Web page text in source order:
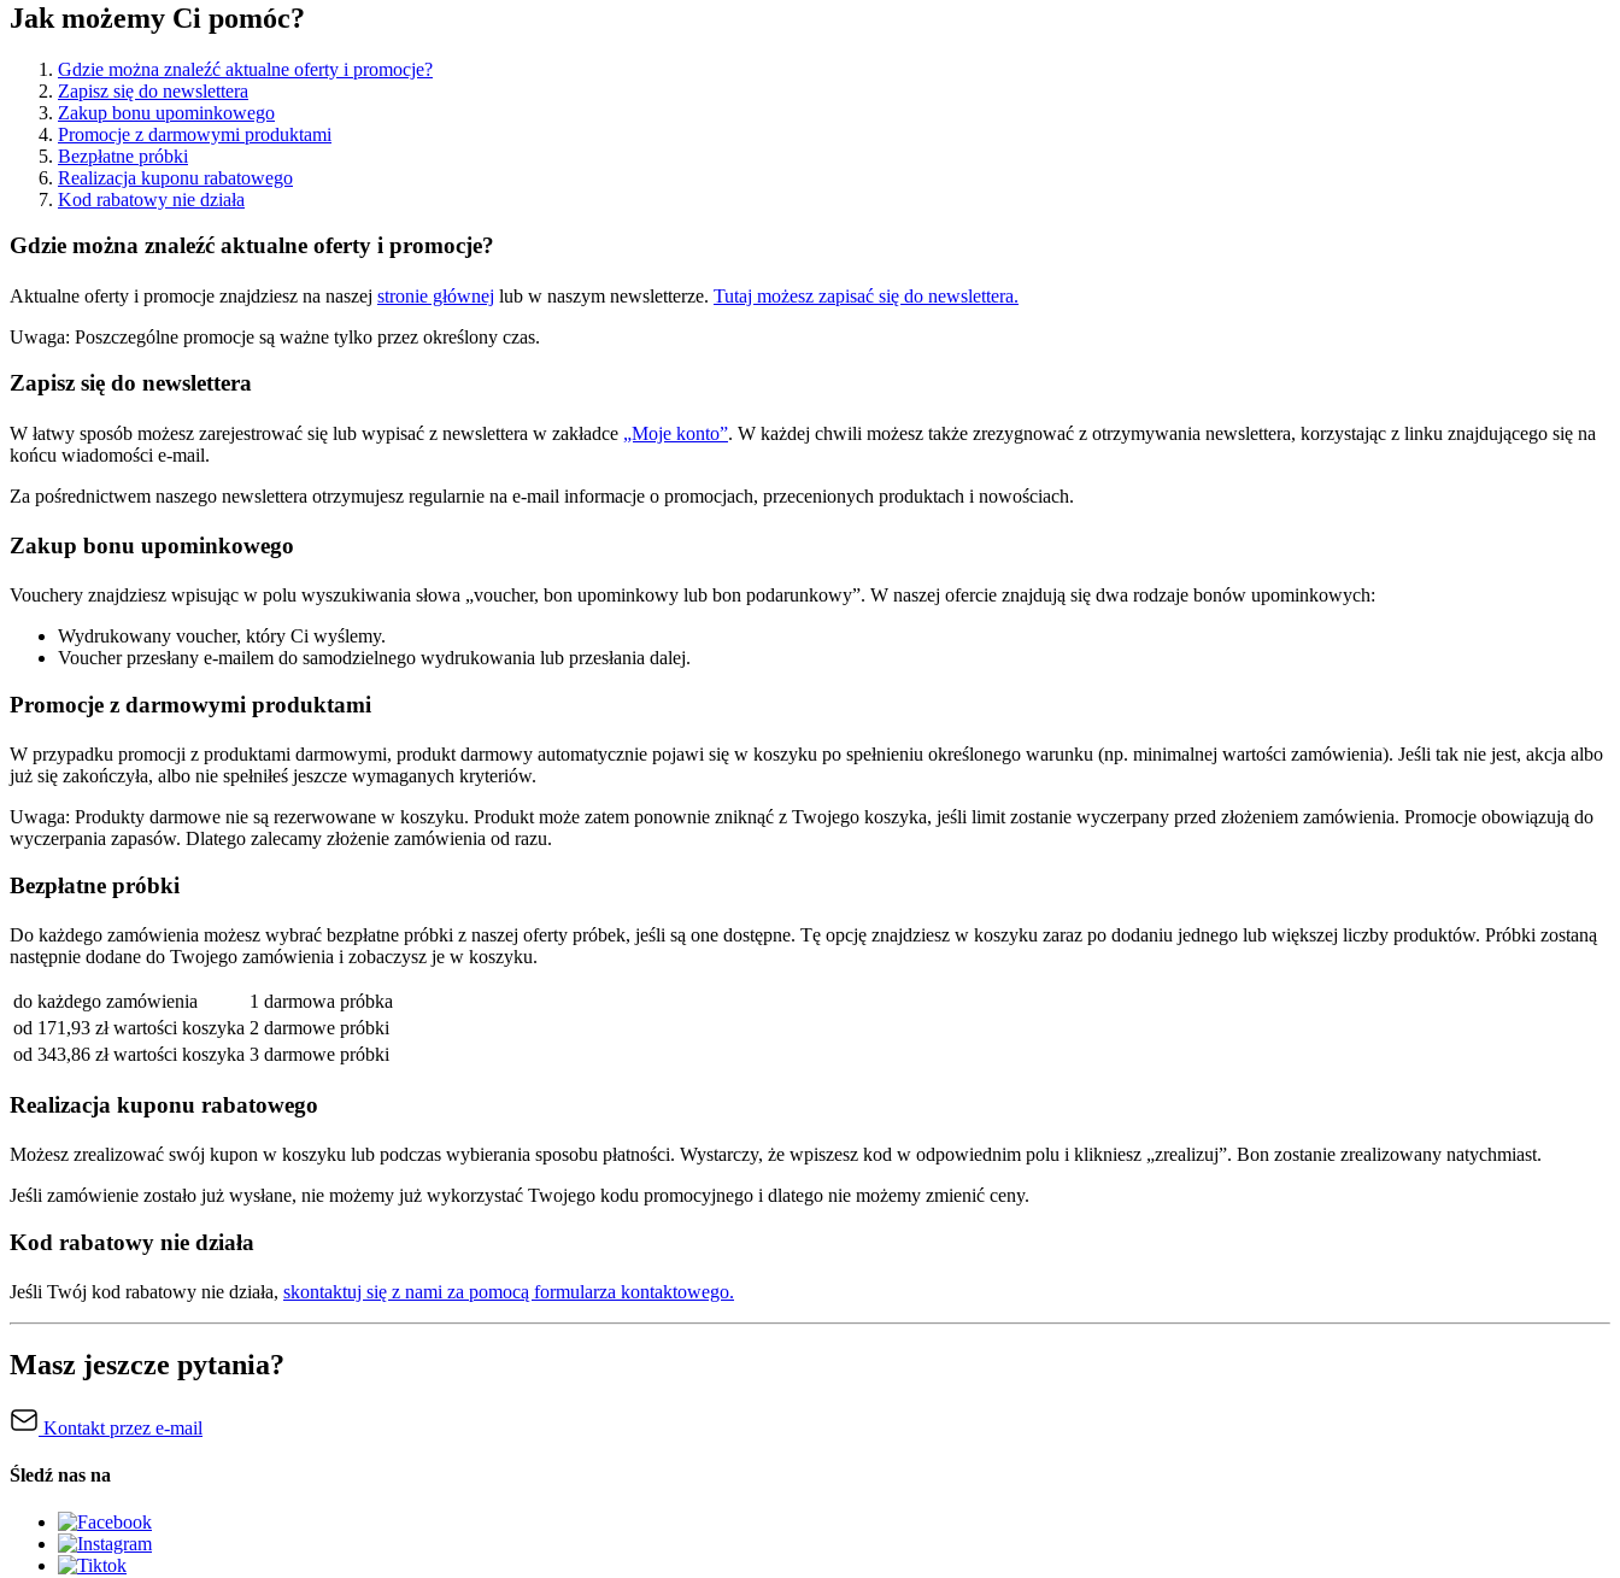
Jak możemy Ci pomóc?
Gdzie można znaleźć aktualne oferty i promocje?
Zapisz się do newslettera
Zakup bonu upominkowego
Promocje z darmowymi produktami
Bezpłatne próbki
Realizacja kuponu rabatowego
Kod rabatowy nie działa
Gdzie można znaleźć aktualne oferty i promocje?
Aktualne oferty i promocje znajdziesz na naszej stronie głównej lub w naszym newsletterze. Tutaj możesz zapisać się do newslettera.
Uwaga: Poszczególne promocje są ważne tylko przez określony czas.
Zapisz się do newslettera
W łatwy sposób możesz zarejestrować się lub wypisać z newslettera w zakładce „Moje konto”. W każdej chwili możesz także zrezygnować z otrzymywania newslettera, korzystając z linku znajdującego się na
końcu wiadomości e-mail.
Za pośrednictwem naszego newslettera otrzymujesz regularnie na e-mail informacje o promocjach, przecenionych produktach i nowościach.
Zakup bonu upominkowego
Vouchery znajdziesz wpisując w polu wyszukiwania słowa „voucher, bon upominkowy lub bon podarunkowy”. W naszej ofercie znajdują się dwa rodzaje bonów upominkowych:
Wydrukowany voucher, który Ci wyślemy.
Voucher przesłany e-mailem do samodzielnego wydrukowania lub przesłania dalej.
Promocje z darmowymi produktami
W przypadku promocji z produktami darmowymi, produkt darmowy automatycznie pojawi się w koszyku po spełnieniu określonego warunku (np. minimalnej wartości zamówienia). Jeśli tak nie jest, akcja albo
już się zakończyła, albo nie spełniłeś jeszcze wymaganych kryteriów.
Uwaga: Produkty darmowe nie są rezerwowane w koszyku. Produkt może zatem ponownie zniknąć z Twojego koszyka, jeśli limit zostanie wyczerpany przed złożeniem zamówienia. Promocje obowiązują do
wyczerpania zapasów. Dlatego zalecamy złożenie zamówienia od razu.
Bezpłatne próbki
Do każdego zamówienia możesz wybrać bezpłatne próbki z naszej oferty próbek, jeśli są one dostępne. Tę opcję znajdziesz w koszyku zaraz po dodaniu jednego lub większej liczby produktów. Próbki zostaną
następnie dodane do Twojego zamówienia i zobaczysz je w koszyku.
do każdego zamówienia
1 darmowa próbka
od 171,93 zł wartości koszyka 2 darmowe próbki
od 343,86 zł wartości koszyka 3 darmowe próbki
Realizacja kuponu rabatowego
Możesz zrealizować swój kupon w koszyku lub podczas wybierania sposobu płatności. Wystarczy, że wpiszesz kod w odpowiednim polu i klikniesz „zrealizuj”. Bon zostanie zrealizowany natychmiast.
Jeśli zamówienie zostało już wysłane, nie możemy już wykorzystać Twojego kodu promocyjnego i dlatego nie możemy zmienić ceny.
Kod rabatowy nie działa
Jeśli Twój kod rabatowy nie działa, skontaktuj się z nami za pomocą formularza kontaktowego.
Masz jeszcze pytania?
Kontakt przez e-mail
Śledź nas na